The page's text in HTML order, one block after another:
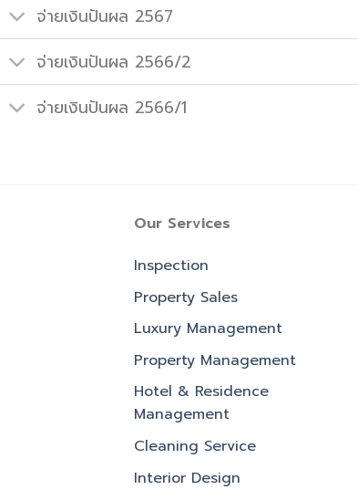
จ่ายเงินปันผล 2567
จ่ายเงินปันผล 2566/2
จ่ายเงินปันผล 2566/1
Our Services
Inspection
Property Sales
Luxury Management
Property Management
Hotel & Residence
Management
Cleaning Service
Interior Design